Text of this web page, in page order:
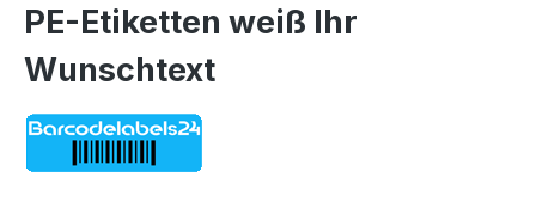
PE-Etiketten weiß Ihr
Wunschtext